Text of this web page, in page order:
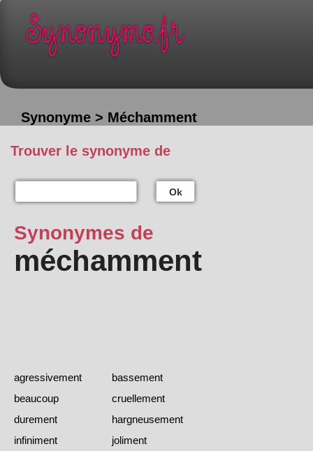
Synonyme > Méchamment
Trouver le synonyme de
Ok
Synonymes de
méchamment
agressivement
bassement
beaucoup
cruellement
durement
hargneusement
infiniment
joliment